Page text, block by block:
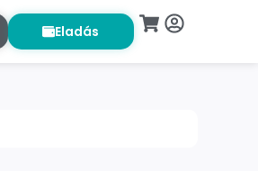
Eladás